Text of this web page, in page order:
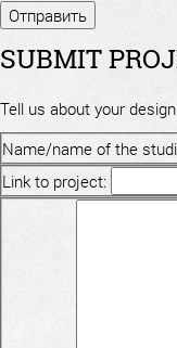
SUBMIT
Tell us about your
Name/name of the
Link to project: